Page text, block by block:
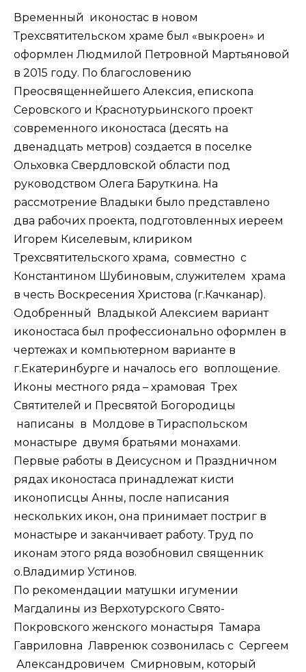
Временный иконостас в новом
Трехсвятительском храме был «выкроен» и
оформлен Людмилой Петровной Мартьяновой
в 2015 году. По благословению
Преосвященнейшего Алексия, епископа
Серовского и Краснотурьинского проект
современного иконостаса (десять на
двенадцать метров) создается в поселке
Ольховка Свердловской области под
руководством Олега Баруткина. На
рассмотрение Владыки было представлено
два рабочих проекта, подготовленных иереем
Игорем Киселевым, клириком
Трехсвятительского храма, совместно с
Константином Шубиновым, служителем храма
в честь Воскресения Христова (г.Качканар).
Одобренный Владыкой Алексием вариант
иконостаса был профессионально оформлен в
чертежах и компьютерном варианте в
г.Екатеринбурге и началось его воплощение.
Иконы местного ряда – храмовая Трех
Святителей и Пресвятой Богородицы
написаны в Молдове в Тираспольском
монастыре двумя братьями монахами.
Первые работы в Деисусном и Праздничном
рядах иконостаса принадлежат кисти
иконописцы Анны, после написания
нескольких икон, она принимает постриг в
монастыре и заканчивает работу. Труд по
иконам этого ряда возобновил священник
о.Владимир Устинов.
По рекомендации матушки игумении
Магдалины из Верхотурского Свято-
Покровского женского монастыря Тамара
Гавриловна Лавренюк созвонилась с Сергеем
Александровичем Смирновым, который